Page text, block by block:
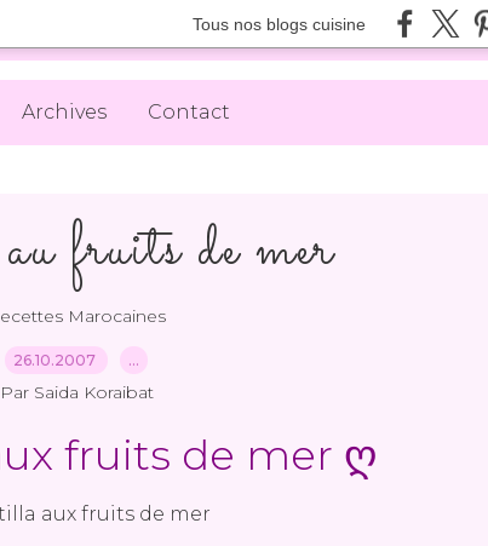
Tous nos blogs cuisine
Archives Contact
fruits de mer
Marocaines
26.10.2007 …
Par Saida Koraibat
fruits de mer ღ